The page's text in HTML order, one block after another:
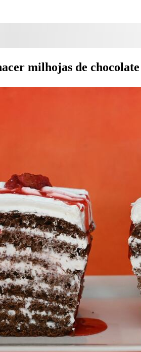
milhojas de